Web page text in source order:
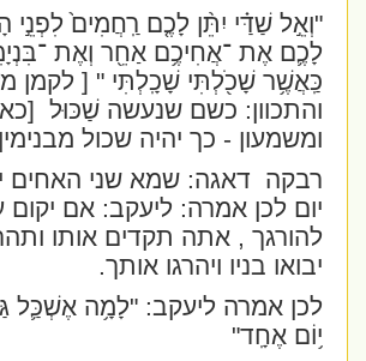
"וְאֵ֣ל שַׁדַּ֗י יִתֵּ֨ן לָכֶ֤ם רַֽחֲמִים֙ לִפְנֵ֣י
לָכֶ֛ם אֶת ־אֲחִיכֶ֥ם אַחֵ֖ר וְאֶת
כַּֽאֲשֶׁ֥ר שָׁכֹ֖לְתִּי שָׁכָֽלְתִּי" [ לקמן
והתכוון: כשם שנעשהשַׁכּוּל
ומשמעון - כך יהיה שכול מבנימין.
רבקה דאגה: שמא שני האחים
יום לכן אמרה: ליעקב: אם יקום
להורגך , אתה תקדים אותו
יבואו בניו ויהרגו אותך.
לכן אמרה ליעקב: "לָמָ֥ה אֶשְׁכַּ֛ל
י֥וֹם אֶחָֽד"